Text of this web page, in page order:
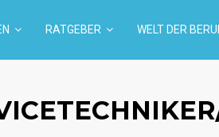
RATGEBER WELT DER